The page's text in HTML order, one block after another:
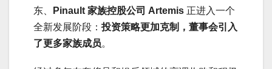
东、
Pinault 家族控股公司 Artemis 正进入一个
全新发展阶段： 投资策略更加克制，董事会引入
了更多家族成员。